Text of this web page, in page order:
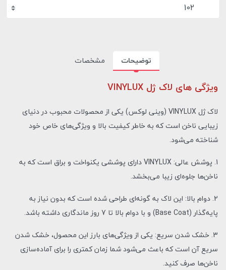
102
توضیحات مشخصات
ویژگی های لاک ژل VINYLUX
لاک ژل VINYLUX (وینی لوکس) یکی از محصولات محبوب در دنیای
زیبایی ناخن است که به خاطر کیفیت بالا و ویژگی‌های خاص خود
شناخته می‌شود.
1. پوشش عالی: VINYLUX دارای پوششی یکنواخت و براق است که به
ناخن‌ها جلوه‌ای زیبا می‌بخشد.
2. دوام بالا: این لاک به گونه‌ای طراحی شده است که بدون نیاز به
پایه‌گذار (Base Coat) و با دوام بالا تا 7 روز ماندگاری داشته باشد.
3. خشک شدن سریع: یکی از ویژگی‌های بارز این محصول، خشک شدن
سریع آن است که باعث می‌شود شما زمان کمتری را برای آماده‌سازی
ناخن‌ها صرف کنید.